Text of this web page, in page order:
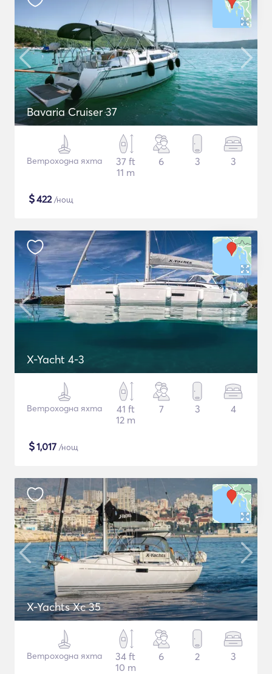
Bavaria Cruiser 37
Ветроходна яхта
37 ft
11 m
6 3 3
$422/нощ
X-Yacht 4-3
Ветроходна яхта
41 ft
12 m
7 3 4
$1,017 /нощ
X-Yachts Xc 35
Ветроходна яхта
34 ft
10 m
6 2 3